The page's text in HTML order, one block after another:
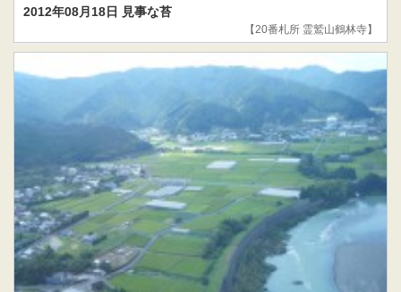
2012年08月18日 見事な苔
【20番札所 霊鷲山鶴林寺】